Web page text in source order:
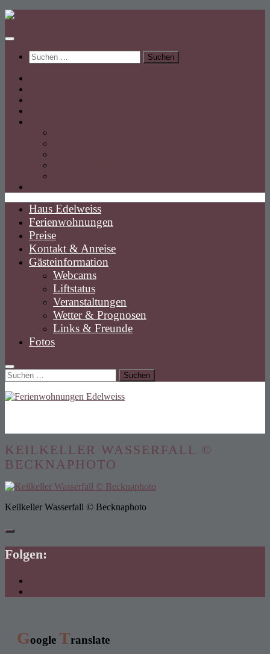
Unter
Inhalt
Suchen
nach:
Haus Edelweiss
Ferienwohnungen
Preise
Kontakt & Anreise
Gästeinformation
Webcams
Liftstatus
Veranstaltungen
Wetter & Prognosen
Links & Freunde
Fotos
Suchen
nach:
KEILKELLER WASSERFALL ©
BECKNAPHOTO
Keilkeller Wasserfall © Becknaphoto
Folgen:
Google Translate